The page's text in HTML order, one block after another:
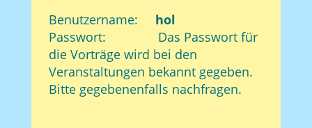
Benutzername:
hol
Passwort: Das Passwort für
die Vorträge wird bei den
Veranstaltungen bekannt gegeben.
Bitte gegebenenfalls nachfragen.